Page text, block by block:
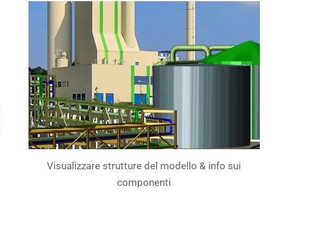
Visualizzare strutture del modello & info sui
componenti